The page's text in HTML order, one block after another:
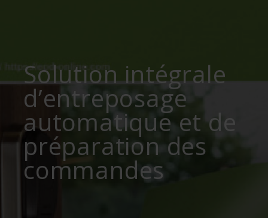
Solution intégrale
d’entreposage
automatique et de
préparation des
commandes